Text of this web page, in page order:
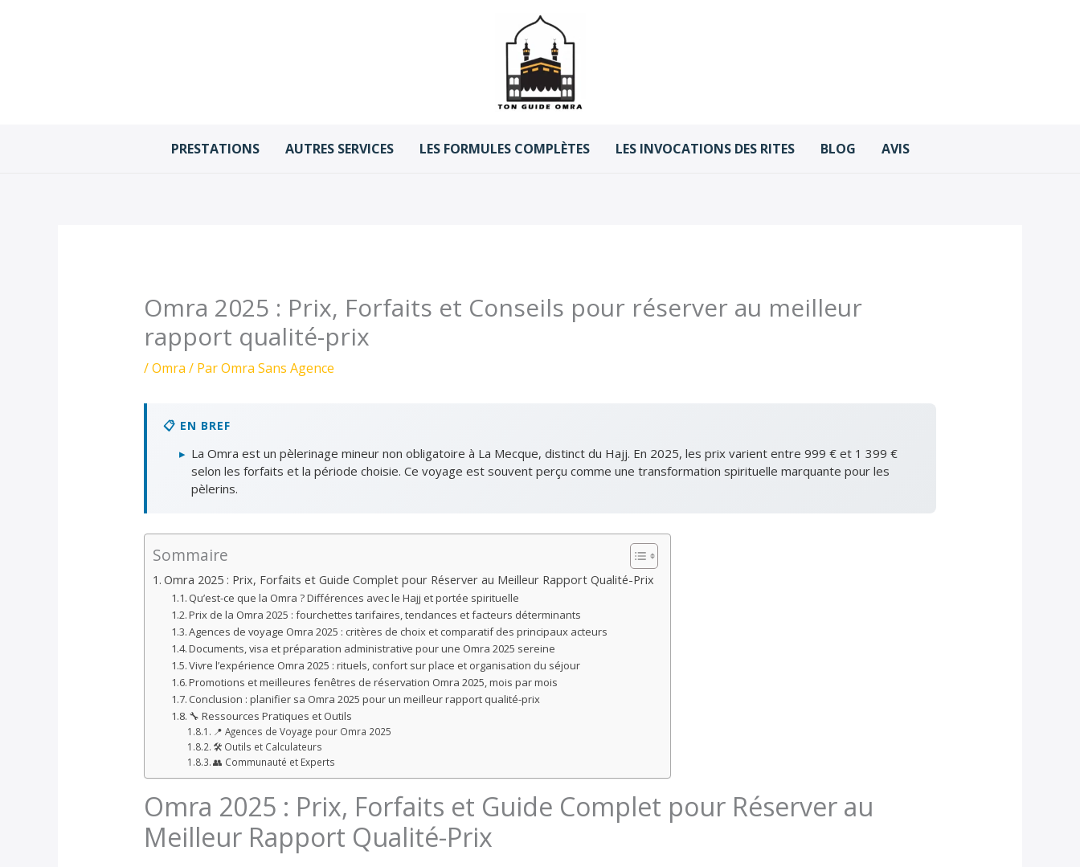
PRESTATIONS AUTRES SERVICES LES FORMULES COMPLÈTES LES INVOCATIONS DES RITES BLOG AVIS
Omra 2025 : Prix, Forfaits et Conseils pour réserver au meilleur
rapport qualité-prix
/Omra / ParOmra Sans Agence
📋 EN BREF
▸ La Omra est un pèlerinage mineur non obligatoire à La Mecque, distinct du Hajj. En 2025, les prix varient entre 999 € et 1 399 €
selon les forfaits et la période choisie. Ce voyage est souvent perçu comme une transformation spirituelle marquante pour les
pèlerins.
Sommaire
Omra 2025 : Prix, Forfaits et Guide Complet pour Réserver au Meilleur Rapport Qualité-Prix
Qu’est-ce que la Omra ? Différences avec le Hajj et portée spirituelle
Prix de la Omra 2025 : fourchettes tarifaires, tendances et facteurs déterminants
Agences de voyage Omra 2025 : critères de choix et comparatif des principaux acteurs
Documents, visa et préparation administrative pour une Omra 2025 sereine
Vivre l’expérience Omra 2025 : rituels, confort sur place et organisation du séjour
Promotions et meilleures fenêtres de réservation Omra 2025, mois par mois
Conclusion : planifier sa Omra 2025 pour un meilleur rapport qualité-prix
🔧 Ressources Pratiques et Outils
📍 Agences de Voyage pour Omra 2025
🛠️ Outils et Calculateurs
👥 Communauté et Experts
Omra 2025 : Prix, Forfaits et Guide Complet pour Réserver au
Meilleur Rapport Qualité-Prix